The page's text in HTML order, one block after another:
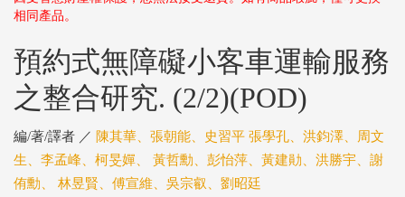
相同產品。
預約式無障礙小客車運輸服務
之整合研究. (2/2)(POD)
編/著/譯者 ／ 陳其華、張朝能、史習平 張學孔、洪鈞澤、周文
生、李孟峰、柯旻嬋、 黃哲勳、彭怡萍、黃建勛、洪勝宇、謝
侑勳、 林昱賢、傅宣維、吳宗叡、劉昭廷